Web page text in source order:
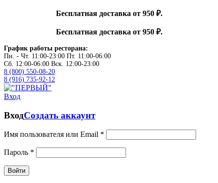
Бесплатная доставка от 950 ₽.
Бесплатная доставка от 950 ₽.
График работы ресторана:
Пн. - Чт. 11:00-23:00 Пт. 11:00-06:00
Сб. 12:00-06:00 Вск. 12:00-23:00
8 (800) 550-08-20
8 (916) 735-92-12
Вход
ВходСоздать аккаунт
Имя пользователя или Email *
Пароль *
Войти